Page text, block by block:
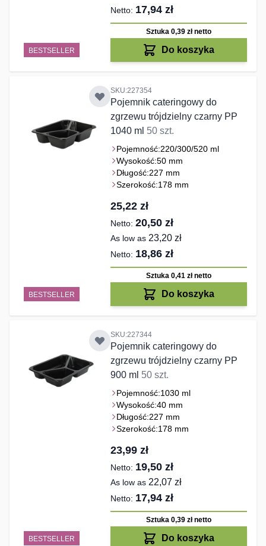
BESTSELLER
17,94 zł
Sztuka 0,39 złnetto
Do koszyka
BESTSELLER
SKU:227354
Pojemnik cateringowy do
zgrzewu trójdzielny czarny PP
1040 ml 50 szt.
Pojemność:220/300/520 ml
Wysokość:50 mm
Długość:227 mm
Szerokość:178 mm
25,22 zł
20,50 zł
As low as 23,20 zł
18,86 zł
Sztuka 0,41 złnetto
Do koszyka
BESTSELLER
SKU:227344
Pojemnik cateringowy do
zgrzewu trójdzielny czarny PP
900 ml 50 szt.
Pojemność:1030 ml
Wysokość:40 mm
Długość:227 mm
Szerokość:178 mm
23,99 zł
19,50 zł
As low as 22,07 zł
17,94 zł
Sztuka 0,39 złnetto
Do koszyka